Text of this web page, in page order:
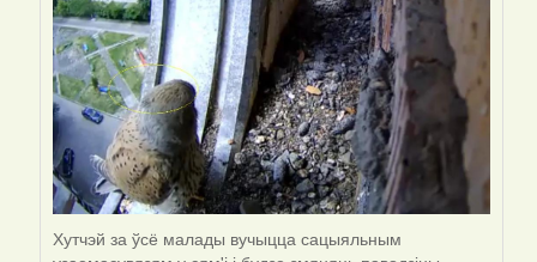
Хутчэй за ўсё малады вучыцца сацыяльным